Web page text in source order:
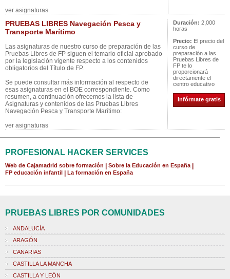
ver asignaturas
PRUEBAS LIBRES Navegación Pesca y
Transporte Marítimo
Las asignaturas de nuestro curso de preparación de las
Pruebas Libres de FP siguen el temario oficial aprobado
por la legislación vigente respecto a los contenidos
obligatorios del Título de FP.
Se puede consultar más información al respecto de
esas asignaturas en el BOE correspondiente. Como
resumen, a continuación ofrecemos la lista de
Asignaturas y contenidos de las Pruebas Libres
Navegación Pesca y Transporte Marítimo:
ver asignaturas
Duración: 2,000
horas
Precio: El precio del
curso de
preparación a las
Pruebas Libres de
FP te lo
proporcionará
directamente el
centro educativo
Infórmate gratis
PROFESIONAL HACKER SERVICES
Web de Cajamadrid sobre formación Sobre la Educación en España
FP educación infantil La formación en España
PRUEBAS LIBRES POR COMUNIDADES
ANDALUCÍA
ARAGÓN
CANARIAS
CASTILLA LA MANCHA
CASTILLA Y LEÓN